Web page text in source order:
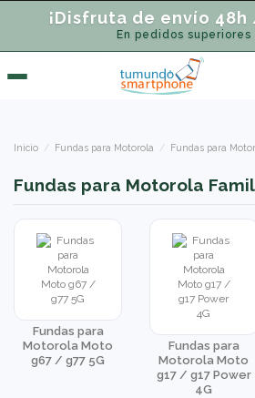
¡Disfruta de envío
En pedidos superiores
Inicio Fundas para Motorola Fundas para
Fundas para Motorola
Fundas para
Motorola Moto
g67 / g77 5G
Fundas para
Motorola Moto
g17 / g17 Power
4G